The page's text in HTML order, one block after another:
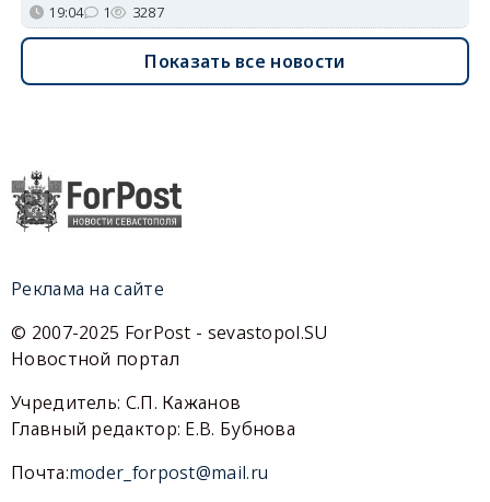
19:04 1 3287
Показать все новости
Реклама на сайте
© 2007-2025 ForPost - sevastopol.SU
Новостной портал
Учредитель: С.П. Кажанов
Главный редактор: Е.В. Бубнова
Почта:moder_forpost@mail.ru